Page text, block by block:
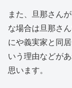
また、旦那さん
な場合は旦那さ
にや義実家と同
いう理由などが
思います。